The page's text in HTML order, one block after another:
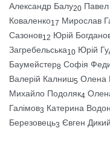
Александр Балу20 Павел
Коваленко17 Мирослав
Сазонов12 Юрій
Загребельська10 Юрій
Баумейстер8 Софія
Валерій Калниш5 Олена
Михайло Подоляк4
Галімов3 Катерина
Березовець3 Євген Дикий